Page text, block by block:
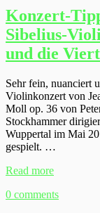
Konzert-
Sibelius-
und die
Sehr fein, nuanciert
Violinkonzert von
Moll op. 36 von
Stockhammer
Wuppertal im Mai
gespielt. …
Read more
0 comments